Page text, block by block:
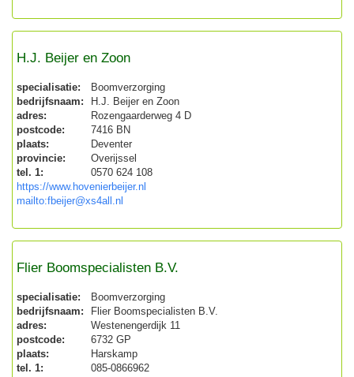
H.J. Beijer en Zoon
specialisatie:
Boomverzorging
bedrijfsnaam:
H.J. Beijer en Zoon
adres:
Rozengaarderweg 4 D
postcode:
7416 BN
plaats:
Deventer
provincie:
Overijssel
tel. 1:
0570 624 108
https://www.hovenierbeijer.nl
mailto:fbeijer@xs4all.nl
Flier Boomspecialisten B.V.
specialisatie:
Boomverzorging
bedrijfsnaam:
Flier Boomspecialisten B.V.
adres:
Westenengerdijk 11
postcode:
6732 GP
plaats:
Harskamp
tel. 1:
085-0866962